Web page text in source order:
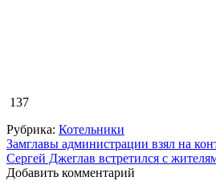
137
Рубрика: Котельники
Навигация
по
Замглавы администрации взял на
Сергей Джеглав встретился с
Добавить комментарий